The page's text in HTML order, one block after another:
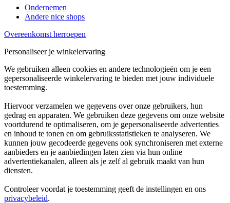
Ondernemen
Andere nice shops
Overeenkomst herroepen
Personaliseer je winkelervaring
We gebruiken alleen cookies en andere technologieën om je een
gepersonaliseerde winkelervaring te bieden met jouw individuele
toestemming.
Hiervoor verzamelen we gegevens over onze gebruikers, hun
gedrag en apparaten. We gebruiken deze gegevens om onze website
voortdurend te optimaliseren, om je gepersonaliseerde advertenties
en inhoud te tonen en om gebruiksstatistieken te analyseren. We
kunnen jouw gecodeerde gegevens ook synchroniseren met externe
aanbieders en je aanbiedingen laten zien via hun online
advertentiekanalen, alleen als je zelf al gebruik maakt van hun
diensten.
Controleer voordat je toestemming geeft de instellingen en ons
privacybeleid.